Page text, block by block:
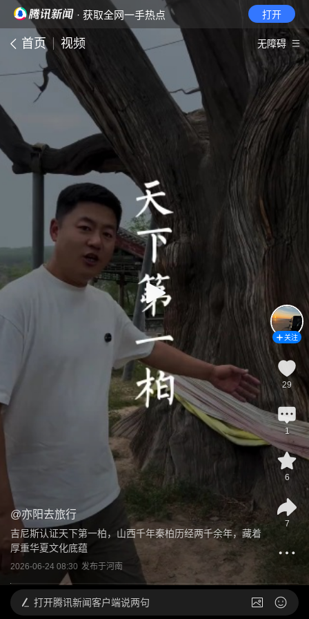
· 获取全网一手热点 打开
首页 视频 无障碍
@亦阳去旅行
吉尼斯认证天下第一柏，山西千年秦柏历经两千余年，藏着
厚重华夏文化底蕴
2026-06-24 08:30 发布于河南
关注
29
1
6
7
打开腾讯新闻客户端说两句